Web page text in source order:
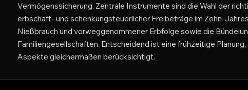
Vermögenssicherung. Zentrale Instrumente sind die Wahl der
erbschaft- und schenkungsteuerlicher Freibeträge im Zehn-
Nießbrauch und vorweggenommener Erbfolge sowie die
Familiengesellschaften. Entscheidend ist eine frühzeitige
Aspekte gleichermaßen berücksichtigt.